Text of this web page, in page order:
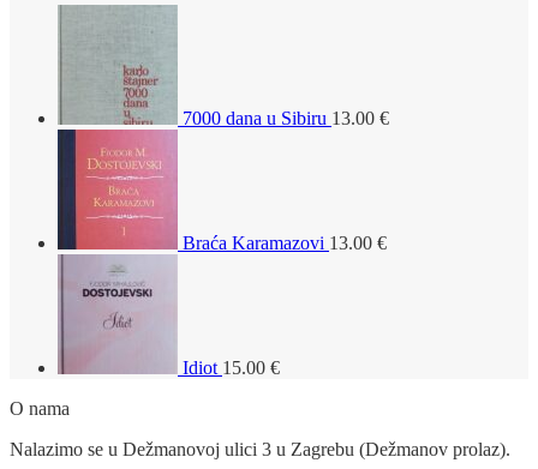
7000 dana u Sibiru 13.00 €
Braća Karamazovi 13.00 €
Idiot 15.00 €
O nama
Nalazimo se u Dežmanovoj ulici 3 u Zagrebu (Dežmanov prolaz).